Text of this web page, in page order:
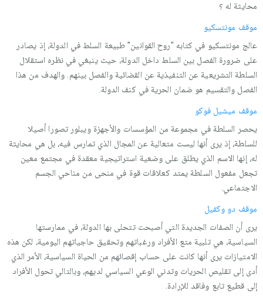
محایثة له ؟
موقف مونتسكیو
عالج مونتسكیو في كتابه "روح القوانین" طبیعة السلط في الدولة، إذ یصادر
على ضرورة الفصل بین السلط داخل الدولة، حیث ینبغي في نظره استقلال
السلطة التشریعیة عن التنفیذیة عن القضائیة والفصل بینهم. والهدف من هذا
الفصل والتقسیم هو ضمان الحریة في كنف الدولة.
موقف میشیل فوكو
یحصر السلطة في مجموعة من المؤسسات والأجهزة ویبلور تصورا أصیلا
للسلطة، إذ یرى أنها لیست متعالیة عن المجال الذي تمارس فیه، بل هي محایثة
له، إنها الاسم الذي یطلق على وضعیة استراتیجیة معقدة في مجتمع معین
تجعل مفعول السلطة یمتد كعلاقات قوة في منحى من مناحي الجسم
الاجتماعي.
موقف دو وكفیل
یرى أن الصفات الجدیدة التي أصبحت تتحلى بها الدولة، في ممارستها
السیاسیة، هي تلبیة متع الأفراد ورغباتهم وتحقیق حاجیاتهم الیومیة، لكن هذه
الامتیازات یرى أنها كانت على حساب إقصائهم من الحیاة السیاسیة، الأمر الذي
أدى إلى تقلیص الحریات وتدني الوعي السیاسي لدیهم، وبالتالي تحول الأفراد
إلى قطیع تابع وفاقد للإرادة.